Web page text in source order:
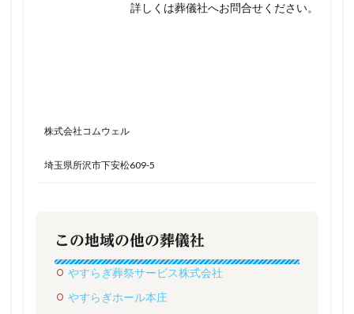
詳しくは葬儀社へお問合せください。
株式会社コムウェル
埼玉県所沢市下安松609-5
この地域の他の葬儀社
やすらぎ葬祭サービス株式会社
やすらぎホール本庄